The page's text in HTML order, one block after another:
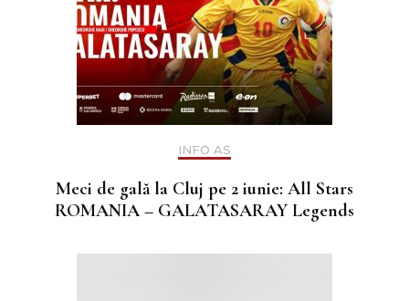
INFO AS
Meci de gală la Cluj pe 2 iunie: All Stars
ROMANIA – GALATASARAY Legends